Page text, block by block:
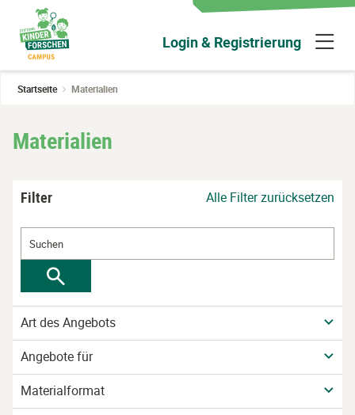
Hauptinhalt
wechseln
Login & Registrierung
Startseite Materialien
Materialien
Filter Alle Filter zurücksetzen
Art des Angebots
Angebote für
Materialformat